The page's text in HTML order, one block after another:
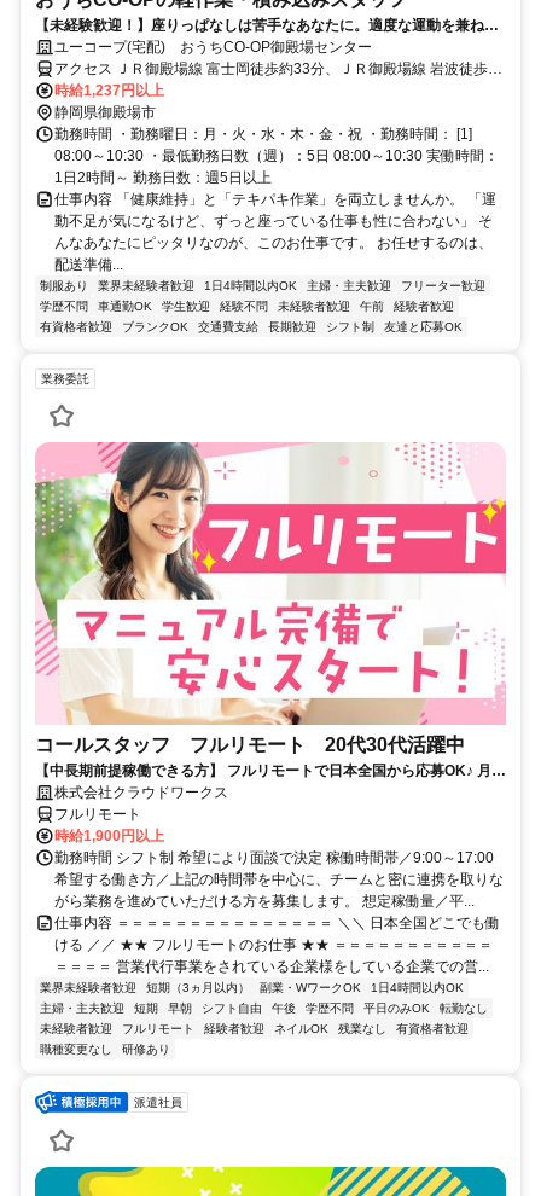
【未経験歓迎！】座りっぱなしは苦手なあなたに。適度な運動を兼ねら
れる軽作業。
ユーコープ(宅配) おうちCO-OP御殿場センター
アクセス ＪＲ御殿場線 富士岡徒歩約33分、ＪＲ御殿場線 岩波徒歩約
32分、ＪＲ御殿場線 南御殿場徒歩約65分
時給1,237円以上
静岡県御殿場市
勤務時間 ・勤務曜日：月・火・水・木・金・祝 ・勤務時間： [1]
08:00～10:30 ・最低勤務日数（週）：5日 08:00～10:30 実働時間：
1日2時間～ 勤務日数：週5日以上
仕事内容 「健康維持」と「テキパキ作業」を両立しませんか。 「運
動不足が気になるけど、ずっと座っている仕事も性に合わない」 そ
んなあなたにピッタリなのが、このお仕事です。 お任せするのは、
配送準備...
制服あり 業界未経験者歓迎 1日4時間以内OK 主婦・主夫歓迎
フリーター歓迎
学歴不問
車通勤OK 学生歓迎 経験不問 未経験者歓迎 午前
経験者歓迎
有資格者歓迎
ブランクOK 交通費支給 長期歓迎 シフト制 友達と応募OK
業務委託
コールスタッフ フルリモート 20代30代活躍中
【中長期前提稼働できる方】 フルリモートで日本全国から応募OK♪ 月稼
働80時間で安定収入！
株式会社クラウドワークス
フルリモート
時給1,900円以上
勤務時間 シフト制 希望により面談で決定 稼働時間帯／9:00～17:00
希望する働き方／上記の時間帯を中心に、チームと密に連携を取りな
がら業務を進めていただける方を募集します。 想定稼働量／平...
仕事内容 ＝＝＝＝＝＝＝＝＝＝＝＝＝＝＝ ＼＼ 日本全国どこでも働
ける ／／ ★★ フルリモートのお仕事 ★★ ＝＝＝＝＝＝＝＝＝＝＝
＝＝＝＝ 営業代行事業をされている企業様をしている企業での営...
業界未経験者歓迎 短期（3ヵ月以内） 副業・WワークOK
1日4時間以内OK
主婦・主夫歓迎
短期 早朝 シフト自由 午後 学歴不問 平日のみOK
転勤なし
未経験者歓迎
フルリモート 経験者歓迎 ネイルOK 残業なし
有資格者歓迎
職種変更なし
研修あり
派遣社員